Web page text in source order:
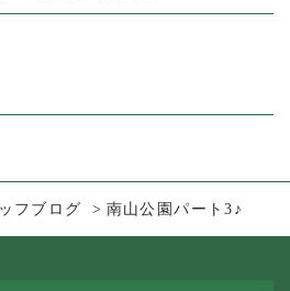
フブログ 南山公園パート3♪